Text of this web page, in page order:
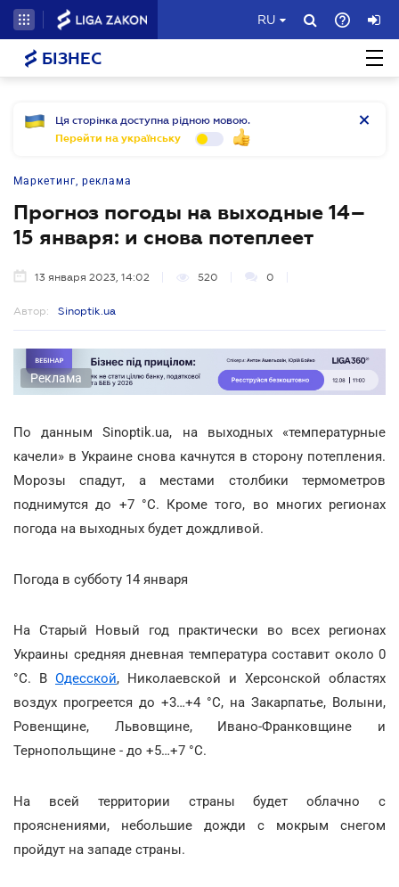
RU
БІЗНЕС
Ця сторінка доступна рідною мовою.
Перейти на українську
Маркетинг, реклама
Прогноз погоды на выходные 14–
15 января: и снова потеплеет
13 января 2023, 14:02 520 0
Автор: Sinoptik.ua
Реклама
По данным Sinoptik.ua, на выходных «температурные
качели» в Украине снова качнутся в сторону потепления.
Морозы спадут, а местами столбики термометров
поднимутся до +7 °С. Кроме того, во многих регионах
погода на выходных будет дождливой.
Погода в субботу 14 января
На Старый Новый год практически во всех регионах
Украины средняя дневная температура составит около 0
°С. В Одесской, Николаевской и Херсонской областях
воздух прогреется до +3…+4 °С, на Закарпатье, Волыни,
Ровенщине, Львовщине, Ивано-Франковщине и
Тернопольщине - до +5…+7 °С.
На всей территории страны будет облачно с
прояснениями, небольшие дожди с мокрым снегом
пройдут на западе страны.